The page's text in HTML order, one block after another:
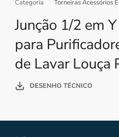
Categoria Torneiras Acessórios
Junção 1/2 em
para
de Lavar Louça
DESENHO TÉCNICO